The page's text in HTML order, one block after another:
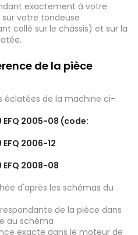
exactement à votre
votre tondeuse
collé sur le châssis) et sur la
de la pièce
éclatées de la machine ci-
EFQ 2005-08 (code:
EFQ 2006-12
EFQ 2008-08
d'après les schémas du
de la pièce dans
au schéma
exacte dans le moteur de